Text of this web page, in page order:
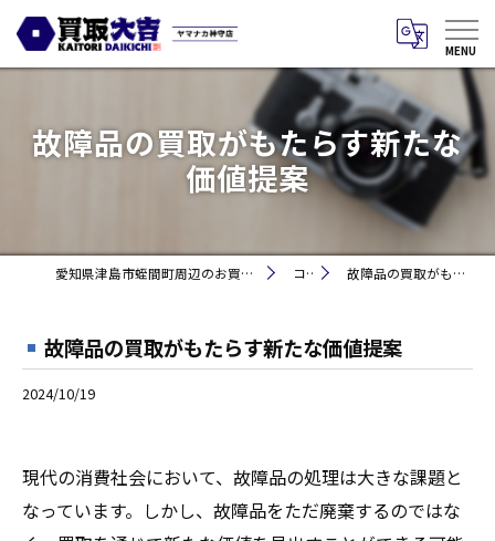
故障品の買取がもたらす新たな
価値提案
愛知県津島市蛭間町周辺のお買取りなら買取大吉 ヤマナカ神守店 コラム 故障品の買取がもたらす新たな価値提案
故障品の買取がもたらす新たな価値提案
2024/10/19
現代の消費社会において、故障品の処理は大きな課題と
なっています。しかし、故障品をただ廃棄するのではな